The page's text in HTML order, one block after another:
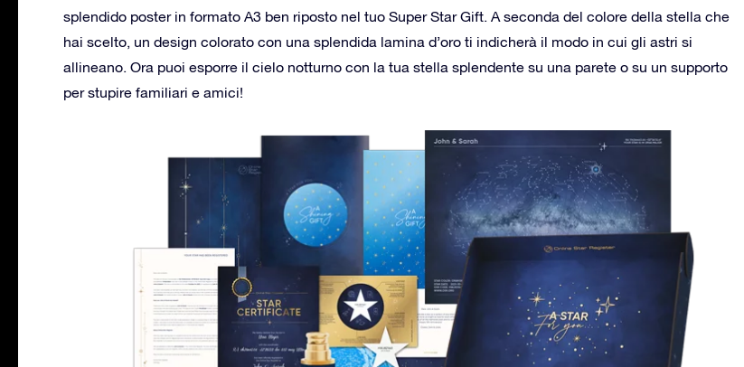
splendido poster in formato A3 ben riposto nel tuo Super Star Gift. A seconda del colore della stella che
hai scelto, un design colorato con una splendida lamina d’oro ti indicherà il modo in cui gli astri si
allineano. Ora puoi esporre il cielo notturno con la tua stella splendente su una parete o su un supporto
per stupire familiari e amici!